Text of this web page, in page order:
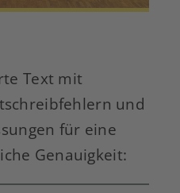
Text mit
und
für eine
Genauigkeit: